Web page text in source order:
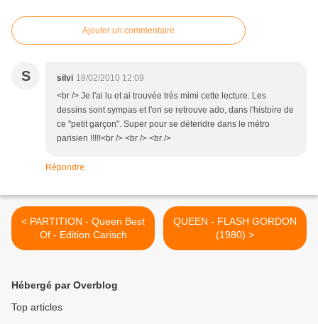
Ajouter un commentaire
S silvi 18/02/2010 12:09
<br /> Je l'ai lu et ai trouvée très mimi cette lecture. Les
dessins sont sympas et l'on se retrouve ado, dans l'histoire de
ce "petit garçon". Super pour se détendre dans le métro
parisien !!!!!<br /> <br /> <br />
Répondre
< PARTITION - Queen Best
Of - Edition Carisch
QUEEN - FLASH GORDON
(1980) >
Hébergé par Overblog
Top articles